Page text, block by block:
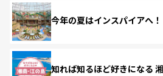
今年の夏はインスパイアへ！
知れば知るほど好きになる